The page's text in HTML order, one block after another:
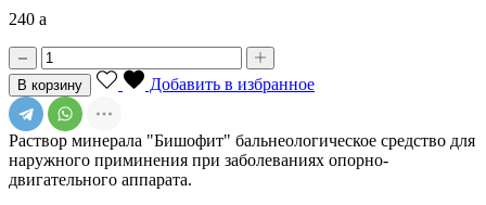
240 a
В корзину Добавить в избранное
Раствор минерала "Бишофит" бальнеологическое средство для
наружного приминения при заболеваниях опорно-
двигательного аппарата.